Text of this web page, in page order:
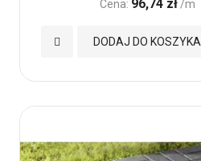
Cena: 96,74 zł /m
DODAJ DO KOSZYKA
Dodaj
Ulubionych